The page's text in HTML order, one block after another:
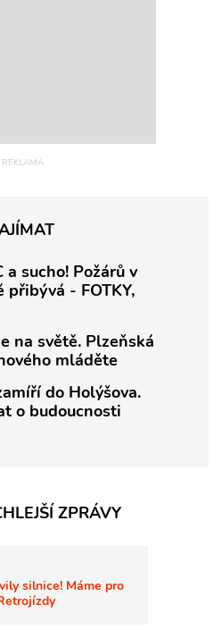
a sucho! Požárů v
- FOTKY,
na světě. Plzeňská
mláděte
do Holýšova.
o budoucnosti
ZPRÁVY
silnice! Máme pro